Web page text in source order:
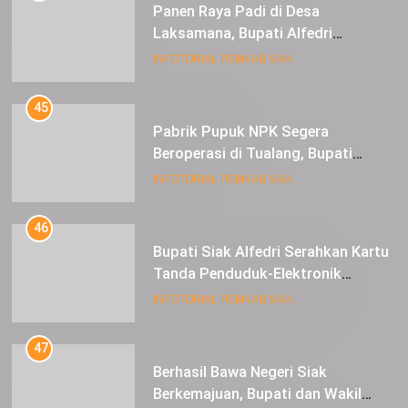
Pabrik Pupuk NPK Segera
Beroperasi di Tualang, Bupati
Alfedri Investasi ini Tingkatkan
INFOTORIAL PEMKAB SIAK
46
Bupati Siak Alfedri Serahkan Kartu
Tanda Penduduk-Elektronik
Kepada Pelajar SMK 1 Koto Gasib
INFOTORIAL PEMKAB SIAK
47
Berhasil Bawa Negeri Siak
Berkemajuan, Bupati dan Wakil
Bupati Siak Terima Gelar Adat
INFOTORIAL PEMKAB SIAK
48
Posisi Harga Sedang Mantap,
Petani Semangka Tasik Seminai